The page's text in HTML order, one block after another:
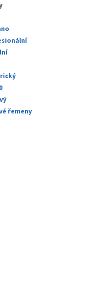
řemeny